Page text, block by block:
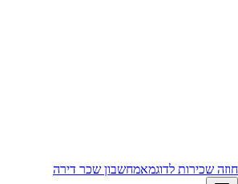
חוזה שכירות לדוגמאמחשבון שכר דירה